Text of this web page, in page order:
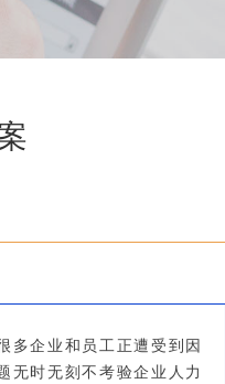
多企业和员工正遭受到因
无时无刻不考验企业人力